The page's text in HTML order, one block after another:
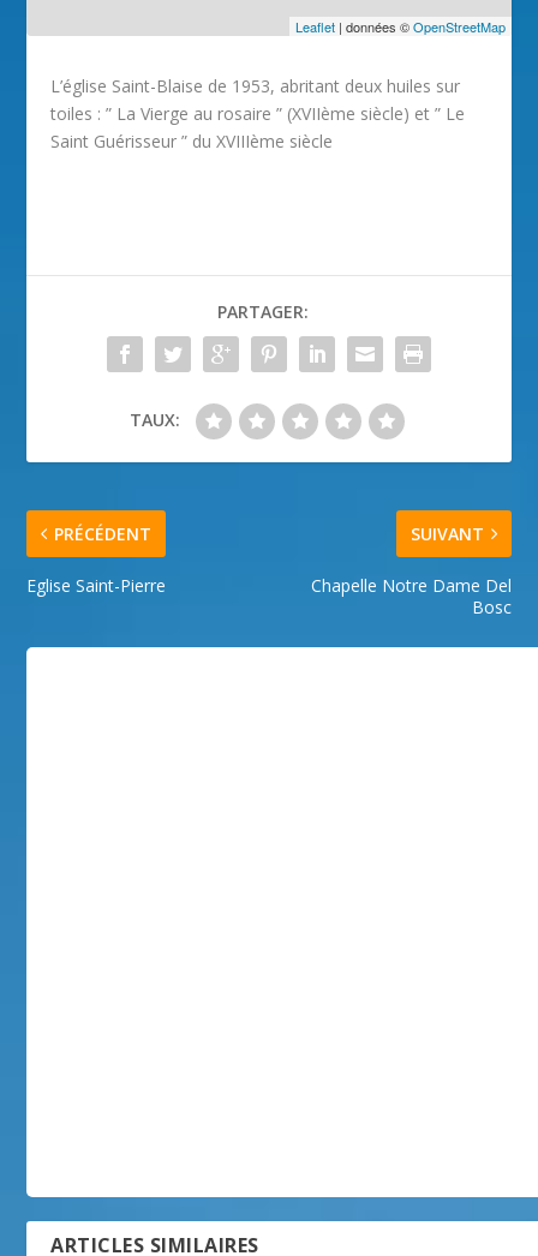
Leaflet| données ©OpenStreetMap
L’église Saint-Blaise de 1953, abritant deux huiles sur
toiles : ” La Vierge au rosaire ” (XVIIème siècle) et ” Le
Saint Guérisseur ” du XVIIIème siècle
PARTAGER:
TAUX:
PRÉCÉDENT
Eglise Saint-Pierre
SUIVANT
Chapelle Notre Dame Del
Bosc
ARTICLES SIMILAIRES